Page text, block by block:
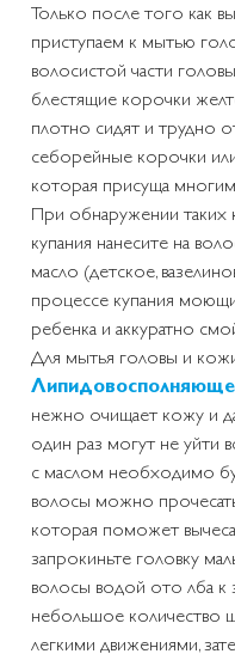
Только после того как
приступаем к мытью
волосистой части
блестящие корочки
плотно сидят и трудно
себорейные корочки или
которая присуща
При обнаружении таких
купания нанесите на
масло (детское,
процессе купания
ребенка и аккуратно
Для мытья головы и
нежно очищает кожу и
один раз могут не уйти
с маслом необходимо
волосы можно
которая поможет
запрокиньте головку
волосы водой ото лба к
небольшое количество
легкими движениями,